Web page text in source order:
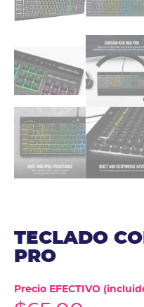
TECLADO
PRO
Precio EFECTIVO